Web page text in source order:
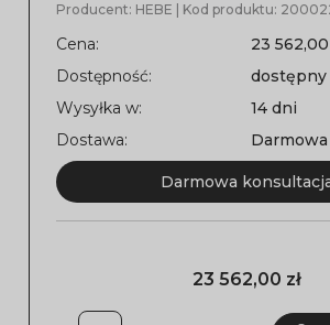
Producent: HEBE | Kod produktu:
Cena:
23 562,00
Dostępność:
dostępny
Wysyłka w:
14 dni
Dostawa:
Darmowa
Darmowa
23 562,00 zł